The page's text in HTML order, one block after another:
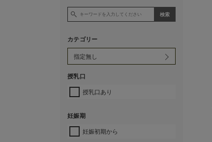
カテゴリー
授乳口
授乳口あり
妊娠期
妊娠初期から